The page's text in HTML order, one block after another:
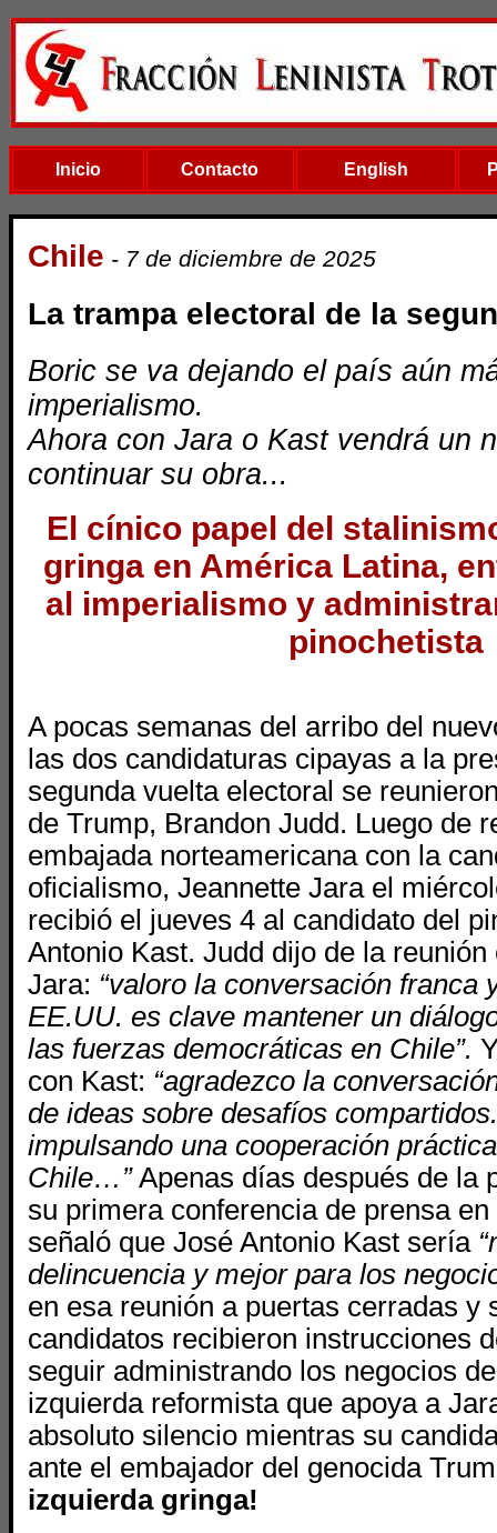
Inicio Contacto English
Chile - 7 de diciembre de 2025
La trampa electoral de la
Boric se va dejando el país aún
imperialismo.
Ahora con Jara o Kast vendrá un
continuar su obra...
El cínico papel del
gringa en América Latina,
al imperialismo y
pinochetista
A pocas semanas del arribo del
las dos candidaturas cipayas a la
segunda vuelta electoral se
de Trump, Brandon Judd. Luego de
embajada norteamericana con la
oficialismo, Jeannette Jara el
recibió el jueves 4 al candidato del
Antonio Kast. Judd dijo de la
Jara: “valoro la conversación franca
EE.UU. es clave mantener un
las fuerzas democráticas en Chile”.
con Kast: “agradezco la
de ideas sobre desafíos
impulsando una cooperación
Chile…”Apenas días después de la
su primera conferencia de prensa
señaló que José Antonio Kast sería
delincuencia y mejor para los
en esa reunión a puertas cerradas y
candidatos recibieron instrucciones
seguir administrando los negocios
izquierda reformista que apoya a
absoluto silencio mientras su
ante el embajador del genocida
izquierda gringa!